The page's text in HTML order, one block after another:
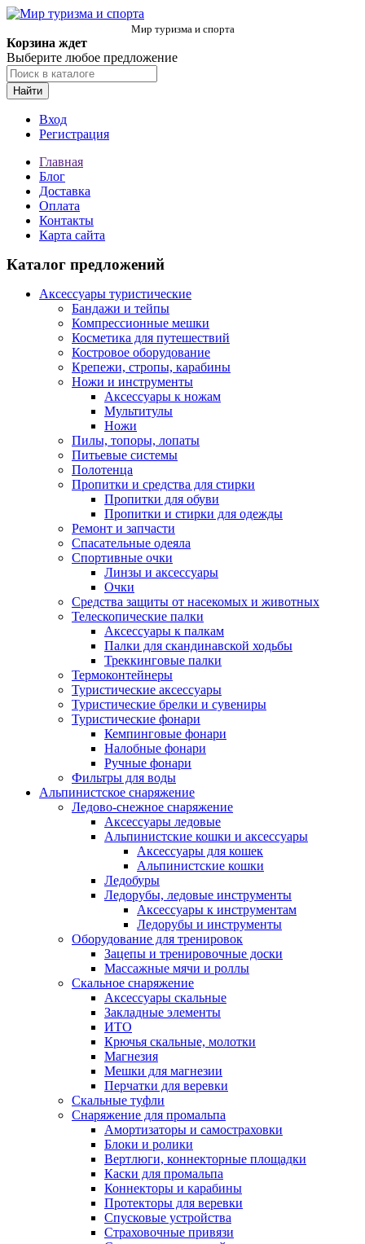
Мир туризма и спорта
Корзина ждет
Выберите любое предложение
Найти
Вход
Регистрация
Главная
Блог
Доставка
Оплата
Контакты
Карта сайта
Каталог предложений
Аксессуары туристические
Бандажи и тейпы
Компрессионные мешки
Косметика для путешествий
Костровое оборудование
Крепежи, стропы, карабины
Ножи и инструменты
Аксессуары к ножам
Мультитулы
Ножи
Пилы, топоры, лопаты
Питьевые системы
Полотенца
Пропитки и средства для стирки
Пропитки для обуви
Пропитки и стирки для одежды
Ремонт и запчасти
Спасательные одеяла
Спортивные очки
Линзы и аксессуары
Очки
Средства защиты от насекомых и животных
Телескопические палки
Аксессуары к палкам
Палки для скандинавской ходьбы
Треккинговые палки
Термоконтейнеры
Туристические аксессуары
Туристические брелки и сувениры
Туристические фонари
Кемпинговые фонари
Налобные фонари
Ручные фонари
Фильтры для воды
Альпинистское снаряжение
Ледово-снежное снаряжение
Аксессуары ледовые
Альпинистские кошки и аксессуары
Аксессуары для кошек
Альпинистские кошки
Ледобуры
Ледорубы, ледовые инструменты
Аксессуары к инструментам
Ледорубы и инструменты
Оборудование для тренировок
Зацепы и тренировочные доски
Массажные мячи и роллы
Скальное снаряжение
Аксессуары скальные
Закладные элементы
ИТО
Крючья скальные, молотки
Магнезия
Мешки для магнезии
Перчатки для веревки
Скальные туфли
Снаряжение для промальпа
Амортизаторы и самостраховки
Блоки и ролики
Вертлюги, коннекторные площадки
Каски для промальпа
Коннекторы и карабины
Протекторы для веревки
Спусковые устройства
Страховочные привязи